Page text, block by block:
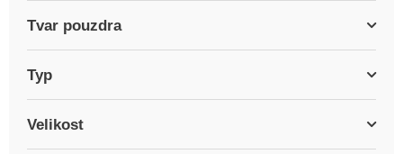
Tvar pouzdra
Typ
Velikost